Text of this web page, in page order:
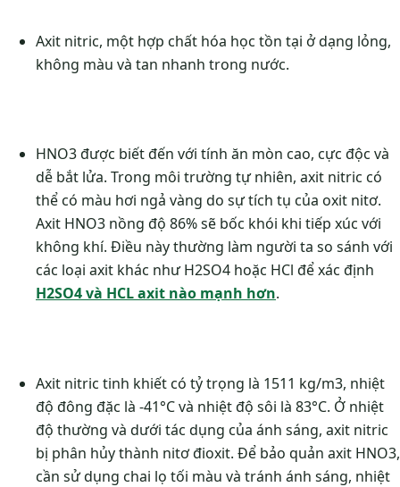
Axit nitric, một hợp chất hóa học tồn tại ở dạng lỏng,
không màu và tan nhanh trong nước.
HNO3 được biết đến với tính ăn mòn cao, cực độc và
dễ bắt lửa. Trong môi trường tự nhiên, axit nitric có
thể có màu hơi ngả vàng do sự tích tụ của oxit nitơ.
Axit HNO3 nồng độ 86% sẽ bốc khói khi tiếp xúc với
không khí. Điều này thường làm người ta so sánh với
các loại axit khác như H2SO4 hoặc HCl để xác định
H2SO4 và HCL axit nào mạnh hơn.
Axit nitric tinh khiết có tỷ trọng là 1511 kg/m3, nhiệt
độ đông đặc là -41°C và nhiệt độ sôi là 83°C. Ở nhiệt
độ thường và dưới tác dụng của ánh sáng, axit nitric
bị phân hủy thành nitơ đioxit. Để bảo quản axit HNO3,
cần sử dụng chai lọ tối màu và tránh ánh sáng, nhiệt